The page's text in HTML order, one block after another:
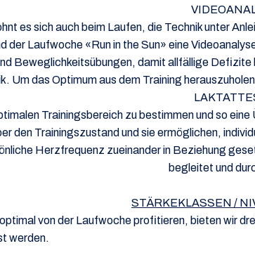
es sich auch beim Laufen, die Technik unter
der Laufwoche «Run in the Sun» eine
Beweglichkeitsübungen, damit allfällige Defizite
Um das Optimum aus dem Training
Trainingsbereich zu bestimmen und so
den Trainingszustand und sie ermöglichen,
Herzfrequenz zueinander in Beziehung
begleitet und
STÄRKEKLASSEN /
von der Laufwoche profitieren, bieten wir
werden.